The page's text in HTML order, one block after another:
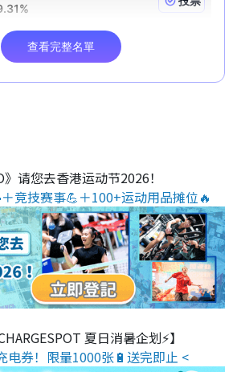
》请您去香港运动节2026！
竞技赛事💪＋100+运动用品摊位🔥
夏日消暑企划⚡】
电券！限量1000张🔋送完即止 <